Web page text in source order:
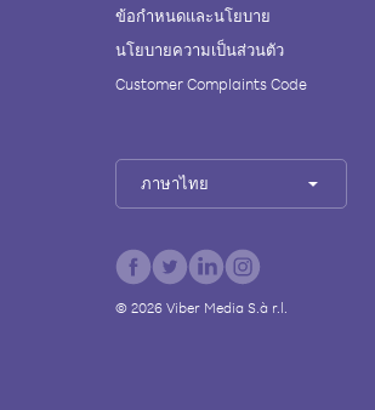
ข้อกำหนดและนโยบาย
นโยบายความเป็นส่วนตัว
Customer Complaints Code
ภาษาไทย
© 2026Viber Media S.à r.l.